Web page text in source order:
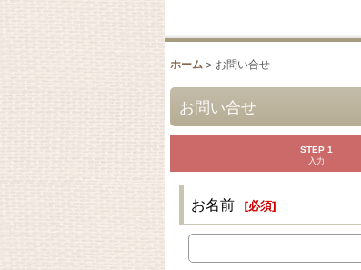
ホーム > お問い合せ
お問い合せ
STEP 1
入力
お名前 [必須]